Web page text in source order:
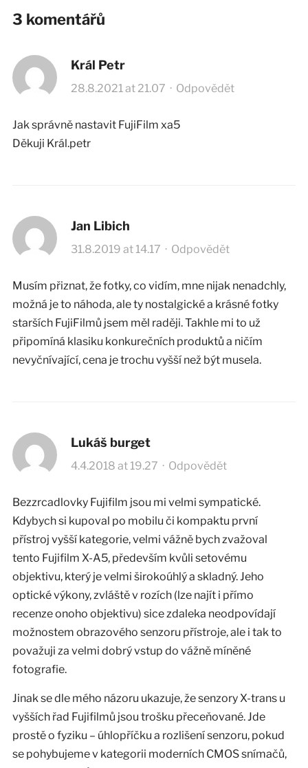
3 komentářů
Král Petr
28.8.2021 at 21.07 · Odpovědět
Jak správně nastavit FujiFilm xa5
Děkuji Král.petr
Jan Libich
31.8.2019 at 14.17 · Odpovědět
Musím přiznat, že fotky, co vidím, mne nijak nenadchly,
možná je to náhoda, ale ty nostalgické a krásné fotky
starších FujiFilmů jsem měl raději. Takhle mi to už
připomíná klasiku konkurečních produktů a ničím
nevyčnívající, cena je trochu vyšší než být musela.
Lukáš burget
4.4.2018 at 19.27 · Odpovědět
Bezzrcadlovky Fujifilm jsou mi velmi sympatické.
Kdybych si kupoval po mobilu či kompaktu první
přístroj vyšší kategorie, velmi vážně bych zvažoval
tento Fujifilm X-A5, především kvůli setovému
objektivu, který je velmi širokoúhlý a skladný. Jeho
optické výkony, zvláště v rozích (lze najít i přímo
recenze onoho objektivu) sice zdaleka neodpovídají
možnostem obrazového senzoru přístroje, ale i tak to
považuji za velmi dobrý vstup do vážně míněné
fotografie.
Jinak se dle mého názoru ukazuje, že senzory X-trans u
vyšších řad Fujifilmů jsou trošku přeceňované. Jde
prostě o fyziku – úhlopříčku a rozlišení senzoru, pokud
se pohybujeme v kategorii moderních CMOS snímačů,